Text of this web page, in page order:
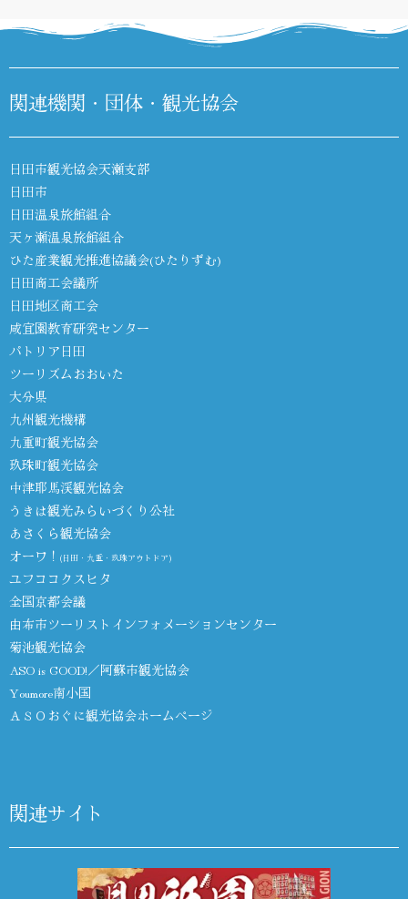
関連機関・団体・観光協会
日田市観光協会天瀬支部
日田市
日田温泉旅館組合
天ヶ瀬温泉旅館組合
ひた産業観光推進協議会(ひたりずむ)
日田商工会議所
日田地区商工会
咸宜園教育研究センター
パトリア日田
ツーリズムおおいた
大分県
九州観光機構
九重町観光協会
玖珠町観光協会
中津耶馬渓観光協会
うきは観光みらいづくり公社
あさくら観光協会
オーワ！ (日田・九重・玖珠アウトドア)
ユフココクスヒタ
全国京都会議
由布市ツーリストインフォメーションセンター
菊池観光協会
ASO is GOOD!／阿蘇市観光協会
Youmore南小国
ＡＳＯおぐに観光協会ホームページ
関連サイト